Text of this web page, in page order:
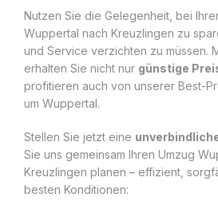
Nutzen Sie die Gelegenheit, bei
Wuppertal nach Kreuzlingen zu
und Service verzichten zu müssen.
erhalten Sie nicht nur günstige
profitieren auch von unserer Best-
um Wuppertal.
Stellen Sie jetzt eine
Sie uns gemeinsam Ihren Umzug
Kreuzlingen planen – effizient,
besten Konditionen: